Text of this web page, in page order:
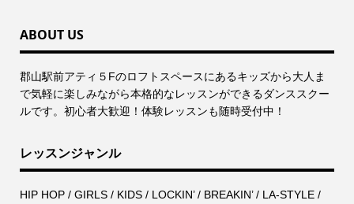
ABOUT US
郡⼭駅前アティ５Fのロフトスペースにあるキッズから⼤⼈ま
で気軽に楽しみながら本格的なレッスンができるダンススクー
ルです。初心者大歓迎！体験レッスンも随時受付中！
レッスンジャンル
HIP HOP / GIRLS / KIDS / LOCKIN’ / BREAKIN’ / LA-STYLE /